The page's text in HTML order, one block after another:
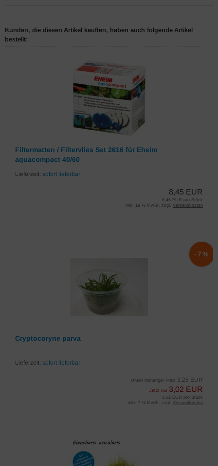
Kunden, die diesen Artikel kauften, haben auch folgende Artikel
bestellt:
Filtermatten / Filtervlies Set 2616 für Eheim
aquacompact 40/60
Lieferzeit: sofort lieferbar
8,45 EUR
8,45 EUR pro Stück
inkl. 19 % MwSt. zzgl. Versandkosten
Cryptocoryne parva
Lieferzeit: sofort lieferbar
Unser bisheriger Preis 3,25 EUR
Jetzt nur 3,02 EUR
-7%
3,02 EUR pro Stück
inkl. 7 % MwSt. zzgl. Versandkosten